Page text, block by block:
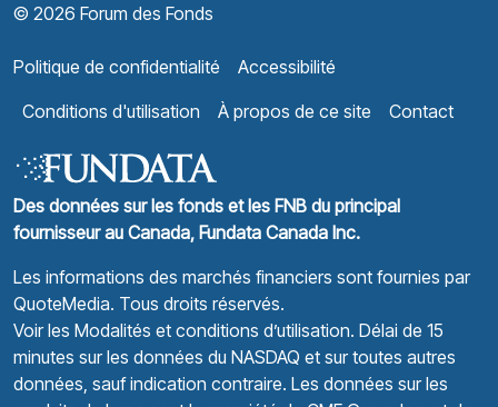
© 2026 Forum des Fonds
Politique de confidentialité
Accessibilité
Conditions d'utilisation
À propos de ce site Contact
Des données sur les fonds et les FNB du principal
fournisseur au Canada, Fundata Canada Inc.
Les informations des marchés financiers sont fournies par
QuoteMedia. Tous droits réservés.
Voir les Modalités et conditions d’utilisation. Délai de 15
minutes sur les données du NASDAQ et sur toutes autres
données, sauf indication contraire. Les données sur les